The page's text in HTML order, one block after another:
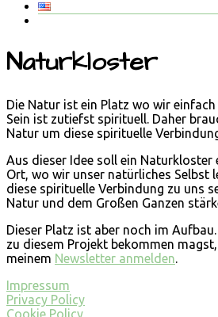
Naturkloster
Die Natur ist ein Platz wo wir einfach
Sein ist zutiefst spirituell. Daher
Natur um diese spirituelle
Aus dieser Idee soll ein Naturkloster
Ort, wo wir unser natürliches Selbst
diese spirituelle Verbindung zu uns
Natur und dem Großen Ganzen
Dieser Platz ist aber noch im
zu diesem Projekt bekommen
meinem Newsletter anmelden.
Impressum
Privacy Policy
Cookie Policy